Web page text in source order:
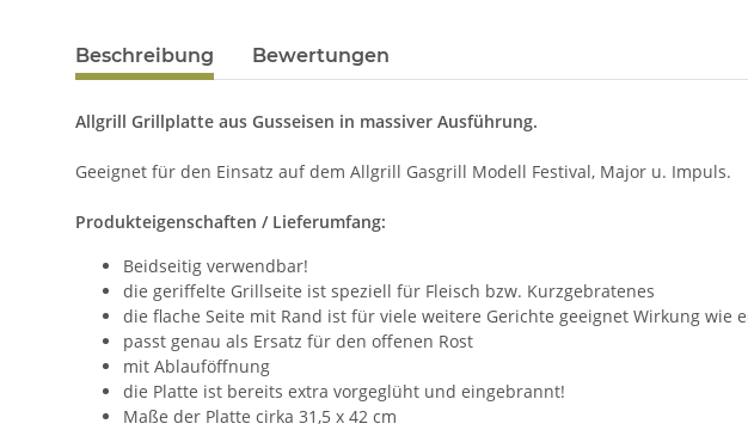
Beschreibung Bewertungen
Allgrill Grillplatte aus Gusseisen in massiver Ausführung.
Geeignet für den Einsatz auf dem Allgrill Gasgrill Modell Festival, Major u. Impuls.
Produkteigenschaften / Lieferumfang:
Beidseitig verwendbar!
die geriffelte Grillseite ist speziell für Fleisch bzw. Kurzgebratenes
die flache Seite mit Rand ist für viele weitere Gerichte geeignet Wirkung wie
passt genau als Ersatz für den offenen Rost
mit Ablauföffnung
die Platte ist bereits extra vorgeglüht und eingebrannt!
Maße der Platte cirka 31,5 x 42 cm